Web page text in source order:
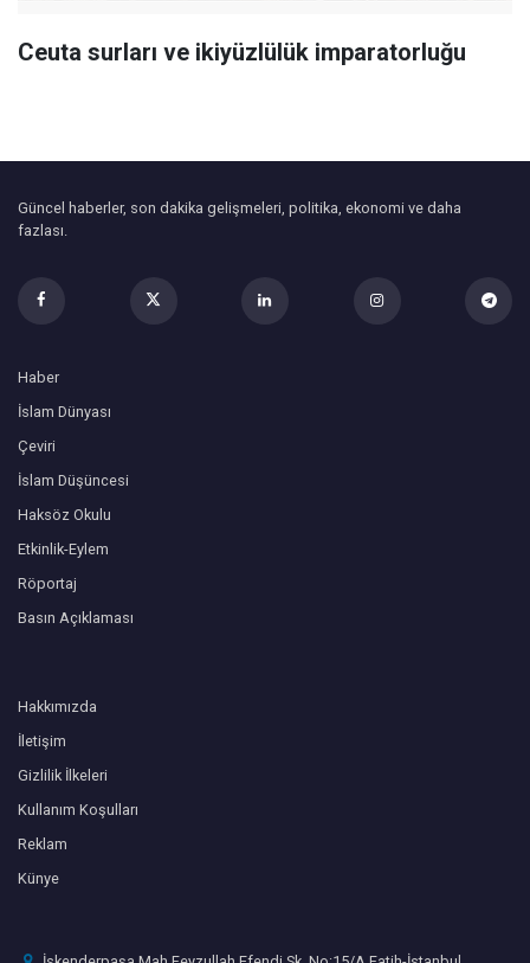
Ceuta surları ve ikiyüzlülük imparatorluğu
Güncel haberler, son dakika gelişmeleri, politika, ekonomi ve daha
fazlası.
Haber
İslam Dünyası
Çeviri
İslam Düşüncesi
Haksöz Okulu
Etkinlik-Eylem
Röportaj
Basın Açıklaması
Hakkımızda
İletişim
Gizlilik İlkeleri
Kullanım Koşulları
Reklam
Künye